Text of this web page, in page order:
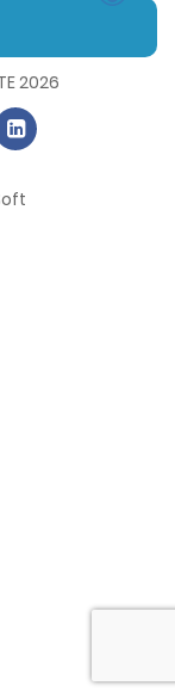
2026